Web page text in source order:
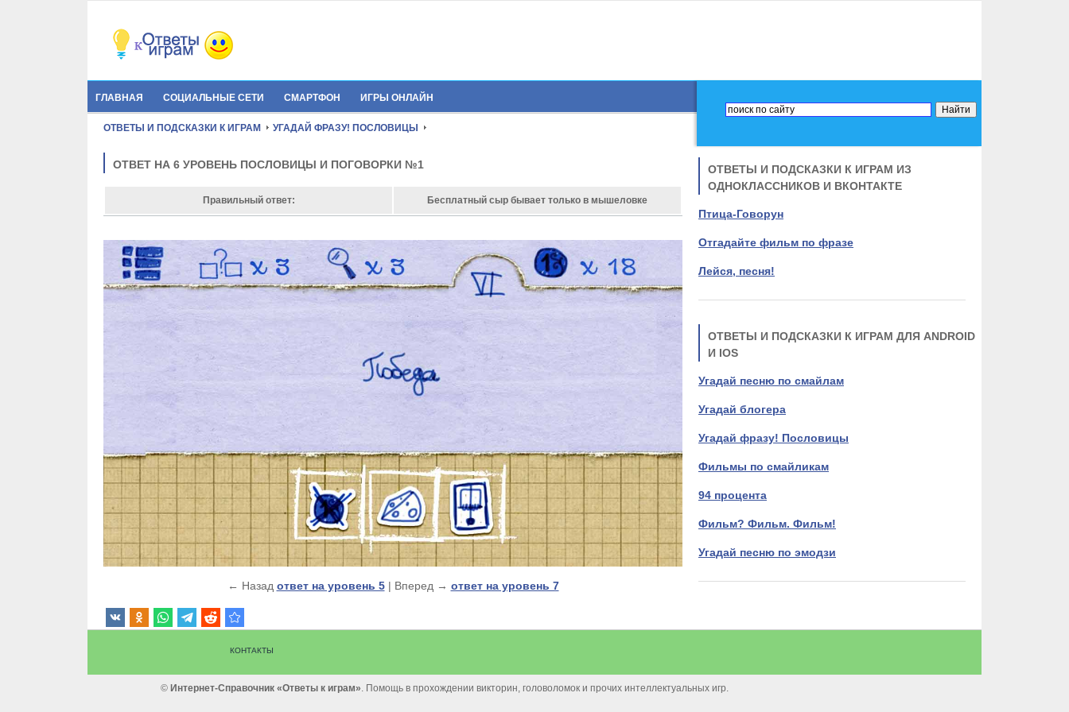
ГЛАВНАЯ СОЦИАЛЬНЫЕ СЕТИ СМАРТФОН ИГРЫ ОНЛАЙН
ОТВЕТЫ И ПОДСКАЗКИ К ИГРАМ УГАДАЙ ФРАЗУ! ПОСЛОВИЦЫ
ОТВЕТ НА 6 УРОВЕНЬ ПОСЛОВИЦЫ И ПОГОВОРКИ №1
Правильный ответ: Бесплатный сыр бывает только в мышеловке
← Назад ответ на уровень 5| Вперед → ответ на уровень 7
ОТВЕТЫ И ПОДСКАЗКИ К ИГРАМ ИЗ
ОДНОКЛАССНИКОВ И ВКОНТАКТЕ
Птица-Говорун
Отгадайте фильм по фразе
Лейся, песня!
ОТВЕТЫ И ПОДСКАЗКИ К ИГРАМ ДЛЯ ANDROID
И IOS
Угадай песню по смайлам
Угадай блогера
Угадай фразу! Пословицы
Фильмы по смайликам
94 процента
Фильм? Фильм. Фильм!
Угадай песню по эмодзи
КОНТАКТЫ
© Интернет-Cправочник «Ответы к играм». Помощь в прохождении викторин, головоломок и прочих интеллектуальных игр.